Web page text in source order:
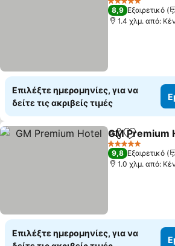
5 Αστέρια
8,9 Εξαιρετικό
1.4 χλμ. από:
Επιλέξτε ημερομηνίες, για να
δείτε τις ακριβείς τιμές
Κοινοποίηση
GM Premium
5 Αστέρια
9,8 Εξαιρετικό
1.0 χλμ. από:
Επιλέξτε ημερομηνίες, για να